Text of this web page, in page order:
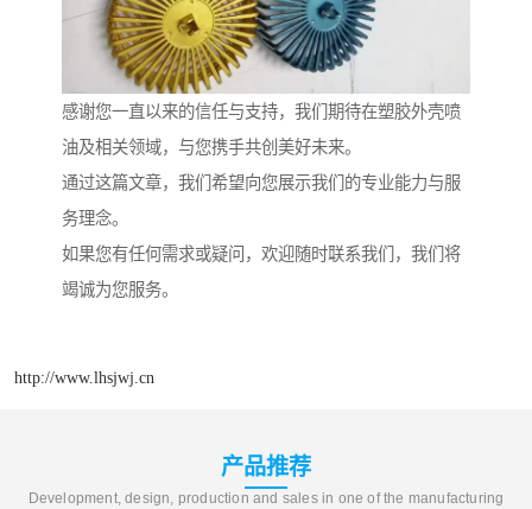
感谢您一直以来的信任与支持，我们期待在塑胶外壳喷
油及相关领域，与您携手共创美好未来。
通过这篇文章，我们希望向您展示我们的专业能力与服
务理念。
如果您有任何需求或疑问，欢迎随时联系我们，我们将
竭诚为您服务。
http://www.lhsjwj.cn
产品推荐
Development, design, production and sales in one of the manufacturing